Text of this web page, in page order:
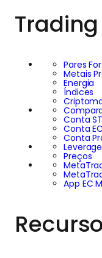
Trading
Pares
Metais
Energia
Índices
Conta
Conta
Conta
Leverage
Preços
App EC